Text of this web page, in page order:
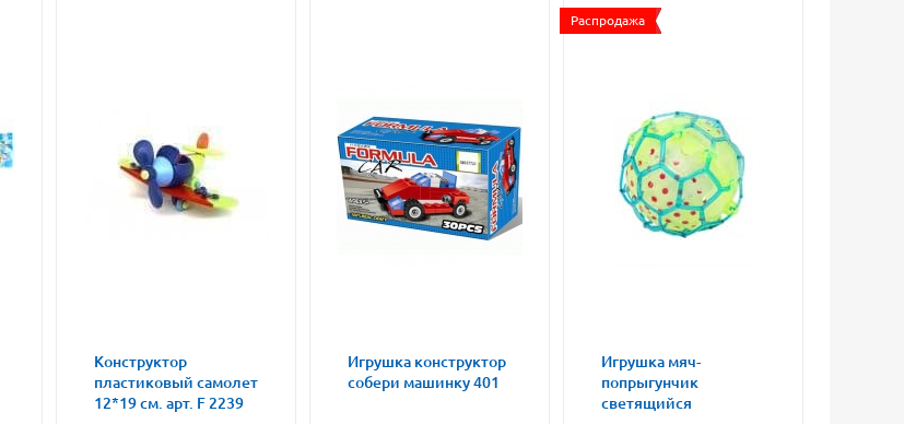
Конструктор
пластиковый самолет
12*19 см. арт. F 2239
Игрушка конструктор
собери машинку 401
Распродажа
Игрушка мяч-
попрыгунчик
светящийся